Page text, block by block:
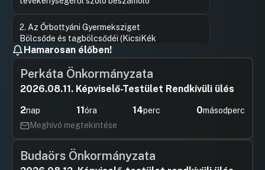
Hozzászólások
2. Az Őrbottyáni Gyermeksziget
Bölcsőde és tagbölcsődéi (KicsiKék
Tagbölcsőde, Cseperedők Tagbölcsőde)
intézményvezetőjének beszámolója a
2025/2026. nevelési évről
HozzászólásokUgrás a napirendi pontra
Kollár
tulajdonjogának térítésmentes
átvételéről
HozzászólásokUgrás a napirendi pontra
Lehoczky
4. Őrbottyán Város Önkormányzat
Köztemető-fejlesztési koncepciója
Hamarosan élőben!
Perkáta Önkormányzata
2026.08.11. Képviselő-Testület Rendkívüli ülés
2nap 11 óra 13perc 58másodperc
Meghívó megtekintése
Budaörs Önkormányzata